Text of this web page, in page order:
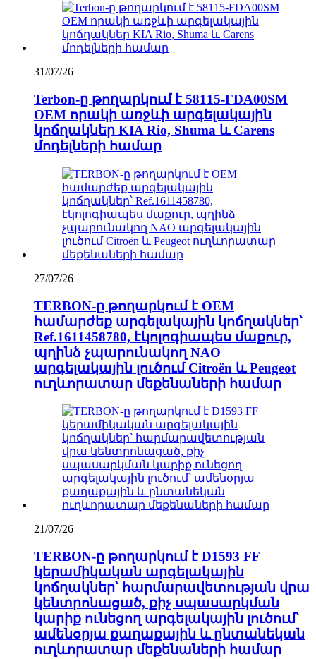
31/07/26
Terbon-ը թողարկում է 58115-FDA00SM
OEM որակի առջևի արգելակային
կոճղակներ KIA Rio, Shuma և Carens
մոդելների համար
27/07/26
TERBON-ը թողարկում է OEM
համարժեք արգելակային կոճղակներ՝
Ref.1611458780, էկոլոգիապես մաքուր,
պղինձ չպարունակող NAO
արգելակային լուծում Citroën և Peugeot
ուղևորատար մեքենաների համար
21/07/26
TERBON-ը թողարկում է D1593 FF
կերամիկական արգելակային
կոճղակներ՝ հարմարավետության վրա
կենտրոնացած, քիչ սպասարկման
կարիք ունեցող արգելակային լուծում՝
ամենօրյա քաղաքային և ընտանեկան
ուղևորատար մեքենաների համար